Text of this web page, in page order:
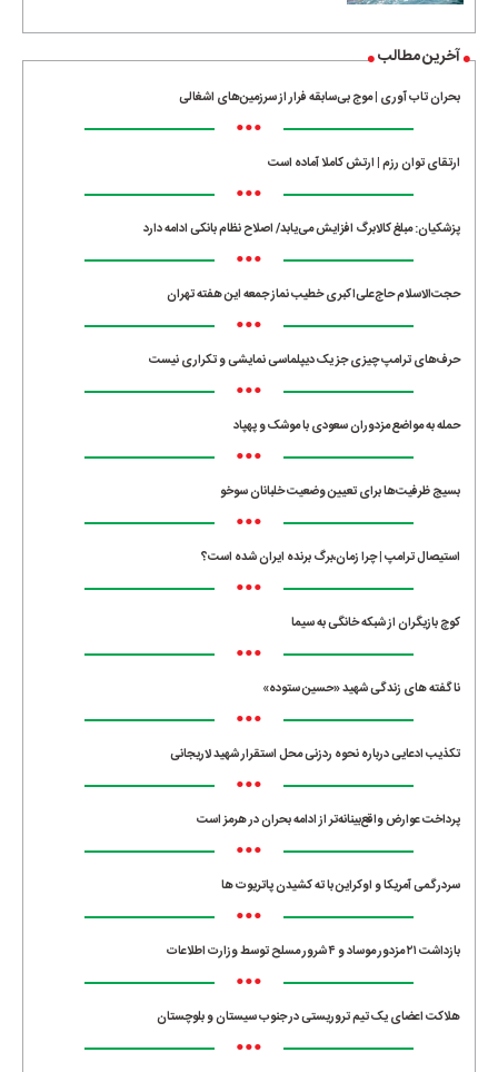
آخرین مطالب
بحران تاب آوری | موج بی‌سابقه فرار از سرزمین‌های اشغالی
•••
ارتقای توان رزم | ارتش کاملا آماده است
•••
پزشکیان: مبلغ کالابرگ افزایش می‌یابد/ اصلاح نظام بانکی ادامه دارد
•••
حجت‌الاسلام حاج‌علی‌اکبری خطیب نماز جمعه این هفته تهران
•••
حرف‌های ترامپ چیزی جز یک دیپلماسی نمایشی و تکراری نیست
•••
حمله به مواضع مزدوران سعودی با موشک و پهپاد
•••
بسیج ظرفیت‌ها برای تعیین وضعیت خلبانان سوخو
•••
استیصال ترامپ | چرا زمان،برگ برنده ایران شده است؟
•••
کوچ بازیگران از شبکه خانگی به سیما
•••
ناگفته های زندگی شهید «حسین ستوده»
•••
تکذیب ادعایی درباره نحوه ردزنی محل استقرار شهید لاریجانی
•••
پرداخت عوارض واقع‌بینانه‌تر از ادامه بحران در هرمز است
•••
سردرگمی آمریکا و اوکراین با ته کشیدن پاتریوت ها
•••
بازداشت ۲۱ مزدور موساد و ۴ شرور مسلح توسط وزارت اطلاعات
•••
هلاکت اعضای یک تیم تروریستی در جنوب سیستان و بلوچستان
•••